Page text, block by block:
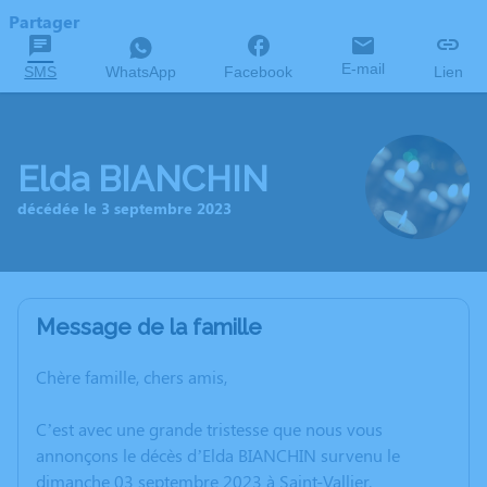
Partager
SMS WhatsApp Facebook E-mail Lien
Elda BIANCHIN
décédée le 3 septembre 2023
Message de la famille
Chère famille, chers amis,
C’est avec une grande tristesse que nous vous
annonçons le décès d’Elda BIANCHIN survenu le
dimanche 03 septembre 2023 à Saint-Vallier.